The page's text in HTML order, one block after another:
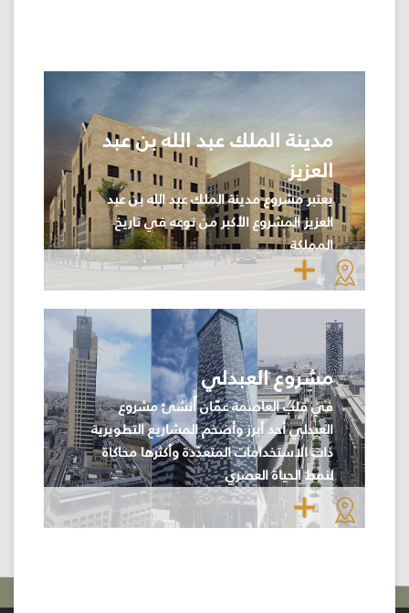
الاستثمارات
المركز
الإعلامي
اتصل
مدينة الملك عبد الله بن عبد
العزيز
يعتبر مشروع مدينة الملك عبد الله بن عبد
العزيز المشروع الأكبر من نوعه في تاريخ
المملكة
مشروع العبدلي
في قلب العاصمة عمّان أُنشئ مشروع
العبدلي أحد أبرز وأضخم المشاريع التطويرية
ذات الاستخدامات المتعدّدة وأكثرها محاكاة
لنمط الحياة العصري